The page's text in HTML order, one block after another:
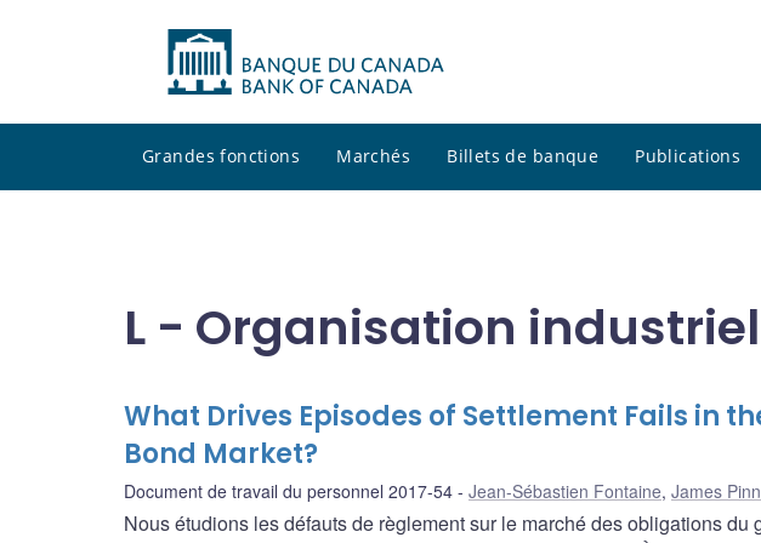
Grandes fonctions Marchés Billets de banque Publications
L - Organisation
What Drives Episodes of Settlement Fails in
Bond Market?
Document de travail du personnel 2017-54 Jean-Sébastien Fontaine, James
Nous étudions les défauts de règlement sur le marché des obligations